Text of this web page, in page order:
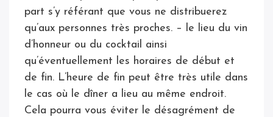
part s’y référant que vous ne distribuerez
qu’aux personnes très proches. – le lieu du vin
d’honneur ou du cocktail ainsi
qu’éventuellement les horaires de début et
de fin. L’heure de fin peut être très utile dans
le cas où le dîner a lieu au même endroit.
Cela pourra vous éviter le désagrément de